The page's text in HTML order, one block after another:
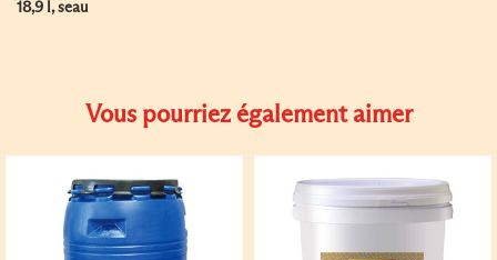
18,9 l, seau
Vous pourriez également aimer